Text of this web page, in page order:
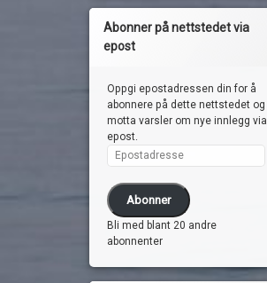
Abonner på nettstedet via
epost
Oppgi epostadressen din for å
abonnere på dette nettstedet og
motta varsler om nye innlegg via
epost.
Epostadresse
Abonner
Bli med blant 20 andre
abonnenter